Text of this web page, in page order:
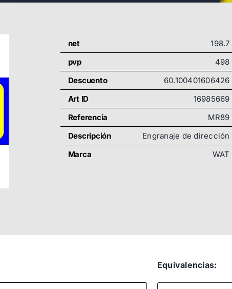
net
198.7
pvp
498
Descuento
60.100401606426
Art ID
16985669
Referencia
MR89
Descripción
Engranaje de dirección
Marca
WAT
Equivalencias: